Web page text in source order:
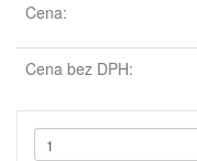
Cena:
Cena bez DPH: